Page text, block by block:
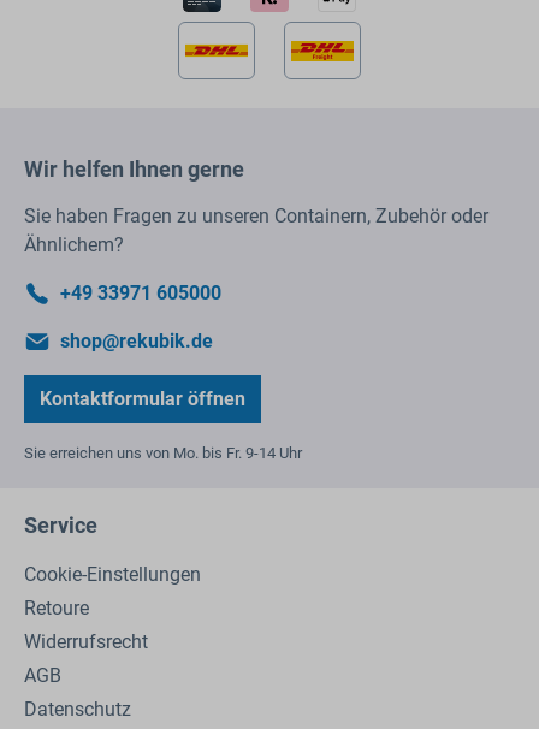
Wir helfen Ihnen gerne
Sie haben Fragen zu unseren Containern, Zubehör oder
Ähnlichem?
+49 33971 605000
shop@rekubik.de
Kontaktformular öffnen
Sie erreichen uns von Mo. bis Fr. 9-14 Uhr
Service
Cookie-Einstellungen
Retoure
Widerrufsrecht
AGB
Datenschutz